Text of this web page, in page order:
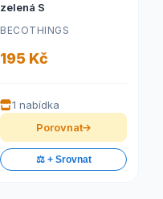
zelená S
BECOTHINGS
195 Kč
1 nabídka
Porovnat
⚖️ + Srovnat